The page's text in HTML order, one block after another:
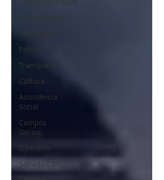
Gastronomia
Tecnologia
Polícia
Transporte
Cultura
Assistência
Social
Campos
Gerais
Operário
Sábado CBN